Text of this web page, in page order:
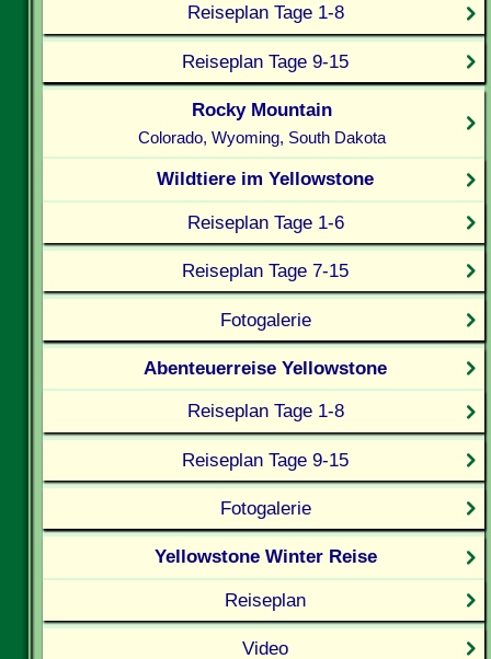
Reiseplan Tage 1-8
Reiseplan Tage 9-15
Rocky Mountain
Colorado, Wyoming, South Dakota
Wildtiere im Yellowstone
Reiseplan Tage 1-6
Reiseplan Tage 7-15
Fotogalerie
Abenteuerreise Yellowstone
Reiseplan Tage 1-8
Reiseplan Tage 9-15
Fotogalerie
Yellowstone Winter Reise
Reiseplan
Video